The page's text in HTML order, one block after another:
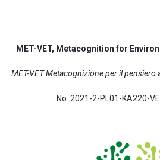
MET-VET, Metacognition for
MET-VET Metacognizione per il pensiero
No. 2021-2-PL01-KA220-